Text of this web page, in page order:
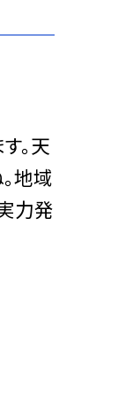
。天
地域
力発